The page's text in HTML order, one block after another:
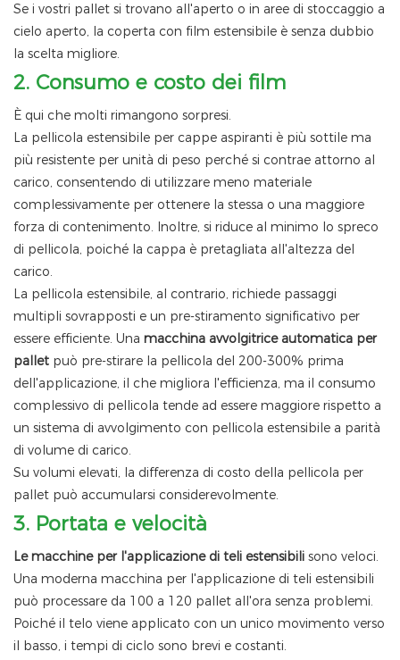
Se i vostri pallet si trovano all'aperto o in aree di stoccaggio a
cielo aperto, la coperta con film estensibile è senza dubbio
la scelta migliore.
2. Consumo e costo dei film
È qui che molti rimangono sorpresi.
La pellicola estensibile per cappe aspiranti è più sottile ma
più resistente per unità di peso perché si contrae attorno al
carico, consentendo di utilizzare meno materiale
complessivamente per ottenere la stessa o una maggiore
forza di contenimento. Inoltre, si riduce al minimo lo spreco
di pellicola, poiché la cappa è pretagliata all'altezza del
carico.
La pellicola estensibile, al contrario, richiede passaggi
multipli sovrapposti e un pre-stiramento significativo per
essere efficiente. Una macchina avvolgitrice automatica per
pallet può pre-stirare la pellicola del 200-300% prima
dell'applicazione, il che migliora l'efficienza, ma il consumo
complessivo di pellicola tende ad essere maggiore rispetto a
un sistema di avvolgimento con pellicola estensibile a parità
di volume di carico.
Su volumi elevati, la differenza di costo della pellicola per
pallet può accumularsi considerevolmente.
3. Portata e velocità
Le macchine per l'applicazione di teli estensibili sono veloci.
Una moderna macchina per l'applicazione di teli estensibili
può processare da 100 a 120 pallet all'ora senza problemi.
Poiché il telo viene applicato con un unico movimento verso
il basso, i tempi di ciclo sono brevi e costanti.